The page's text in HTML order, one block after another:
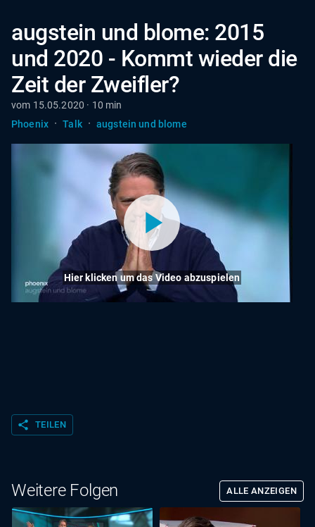
augstein und blome: 2015
und 2020 - Kommt wieder die
Zeit der Zweifler?
vom 15.05.2020 · 10 min
Phoenix · Talk · augstein und blome
Hier klicken um das Video abzuspielen
share TEILEN
Weitere Folgen ALLE ANZEIGEN